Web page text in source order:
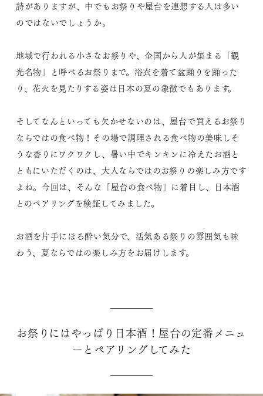
詩がありますが、中でもお祭りや屋台を連想する人は多い
のではないでしょうか。
地域で行われる小さなお祭りや、全国から人が集まる「観
光名物」と呼べるお祭りまで。浴衣を着て盆踊りを踊った
り、花火を見たりする姿は日本の夏の象徴でもあります。
そしてなんといっても欠かせないのは、屋台で買えるお祭り
ならではの食べ物！その場で調理される食べ物の美味しそ
うな香りにワクワクし、暑い中でキンキンに冷えたお酒と
ともにいただくのは、大人ならではのお祭りの楽しみ方です
よね。今回は、そんな「屋台の食べ物」に着目し、日本酒
とのペアリングを検証してみました。
お酒を片手にほろ酔い気分で、活気ある祭りの雰囲気も味
わう、夏ならではの楽しみ方をお届けします。
お祭りにはやっぱり日本酒！屋台の定番メニュ
ーとペアリングしてみた